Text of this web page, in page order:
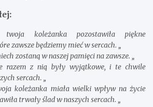
twoja koleżanka pozostawiła piękne
zawsze będziemy mieć w sercach. „
zostaną w naszej pamięci na zawsze. „
razem z nią były wyjątkowe, i te chwile
sercach. „
koleżanka miała wielki wpływ na życie
trwały ślad w naszych sercach. „